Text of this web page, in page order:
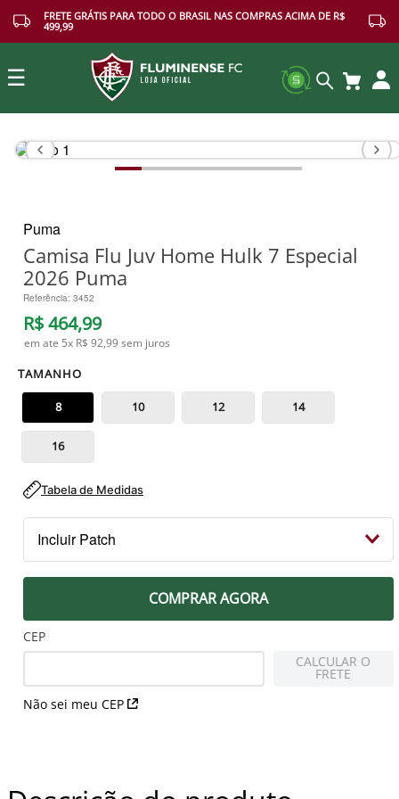
FRETE GRÁTIS PARA TODO O BRASIL NAS COMPRAS ACIMA DE R$
499,99
☰
Buscar
Puma
Camisa Flu Juv Home Hulk 7 Especial
2026 Puma
Referência: 3452
R$464,99
em ate 5x R$ 92,99sem juros
TAMANHO
8 10 12 14
16
Tabela de Medidas
Incluir Patch
Patch Campeão 2023 Libertadores
MANGA DIREITA
COMPRAR AGORA
CEP
Não sei meu CEP
CALCULAR O
FRETE